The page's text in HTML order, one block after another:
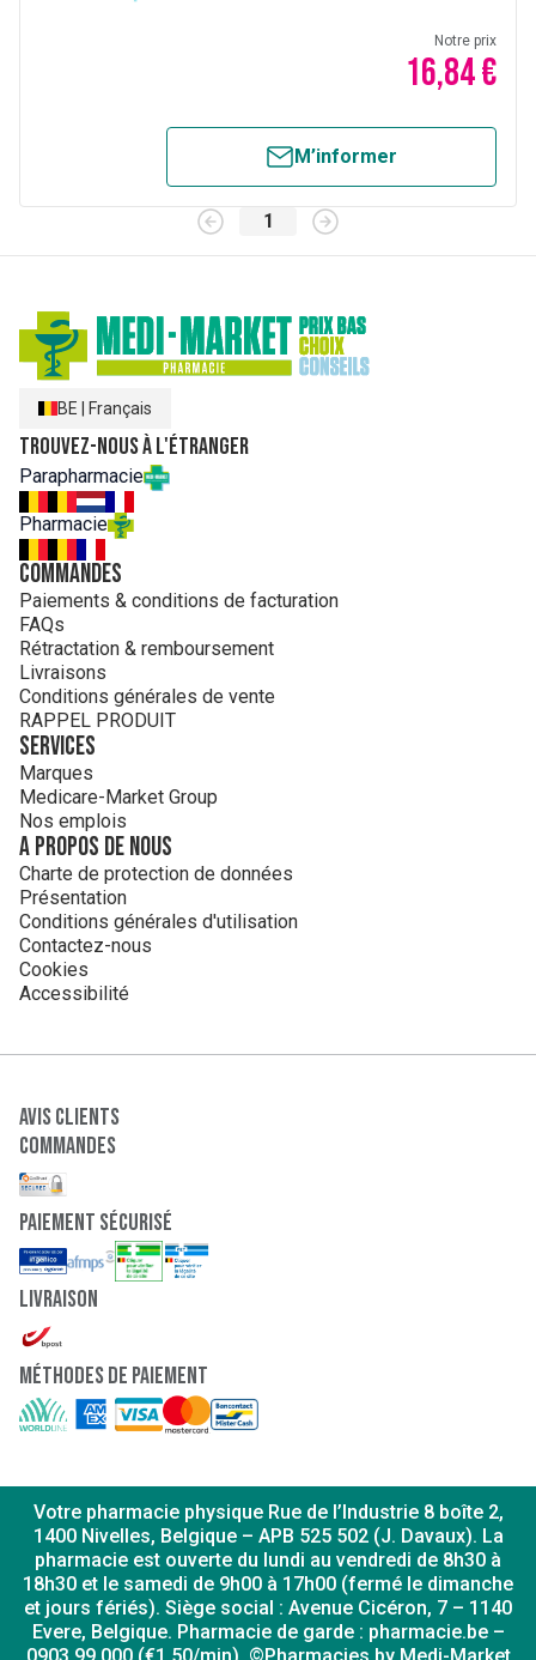
Notre prix
16,84 €
M’informer
1
BE Français
Trouvez-nous à l'étranger
Parapharmacie
Pharmacie
Commandes
Paiements & conditions de facturation
FAQs
Rétractation & remboursement
Livraisons
Conditions générales de vente
RAPPEL PRODUIT
Services
Marques
Medicare-Market Group
Nos emplois
A propos de nous
Charte de protection de données
Présentation
Conditions générales d'utilisation
Contactez-nous
Cookies
Accessibilité
Avis clients
Commandes
paiement sécurisé
Livraison
Méthodes de paiement
Votre pharmacie physique Rue de l’Industrie 8 boîte 2,
1400 Nivelles, Belgique – APB 525 502 (J. Davaux). La
pharmacie est ouverte du lundi au vendredi de 8h30 à
18h30 et le samedi de 9h00 à 17h00 (fermé le dimanche
et jours fériés). Siège social : Avenue Cicéron, 7 – 1140
Evere, Belgique. Pharmacie de garde : pharmacie.be –